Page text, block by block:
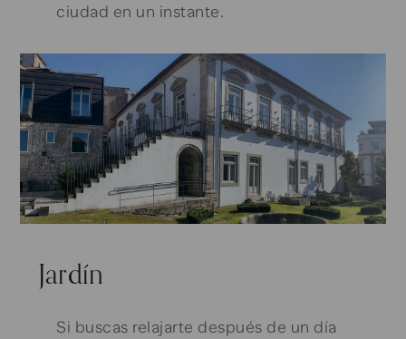
ciudad en un instante.
Jardín
Si buscas relajarte después de un día